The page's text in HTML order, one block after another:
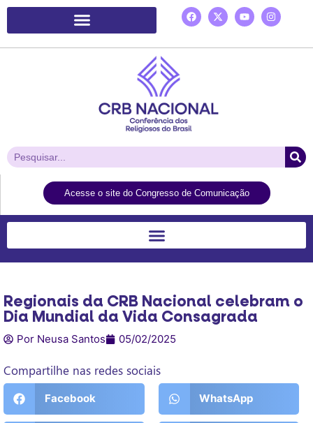
Acesse o site do Congresso de Comunicação
Regionais da CRB Nacional celebram o
Dia Mundial da Vida Consagrada
Por Neusa Santos 05/02/2025
Compartilhe nas redes sociais
Facebook WhatsApp